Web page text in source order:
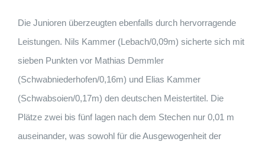
Die Junioren überzeugten ebenfalls durch hervorragende
Leistungen. Nils Kammer (Lebach/0,09m) sicherte sich mit
sieben Punkten vor Mathias Demmler
(Schwabniederhofen/0,16m) und Elias Kammer
(Schwabsoien/0,17m) den deutschen Meistertitel. Die
Plätze zwei bis fünf lagen nach dem Stechen nur 0,01 m
auseinander, was sowohl für die Ausgewogenheit der